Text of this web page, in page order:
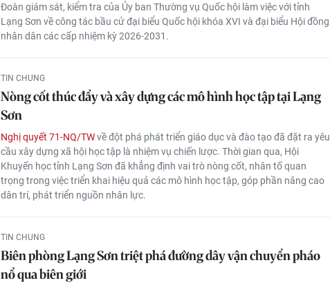
Đoàn giám sát, kiểm tra của Ủy ban Thường vụ Quốc hội làm việc với tỉnh
Lạng Sơn về công tác bầu cử đại biểu Quốc hội khóa XVI và đại biểu Hội đồng
nhân dân các cấp nhiệm kỳ 2026-2031.
TIN CHUNG
Nòng cốt thúc đẩy và xây dựng các mô hình học tập tại Lạng
Sơn
Nghị quyết 71-NQ/TWvề đột phá phát triển giáo dục và đào tạo đã đặt ra yêu
cầu xây dựng xã hội học tập là nhiệm vụ chiến lược. Thời gian qua, Hội
Khuyến học tỉnh Lạng Sơn đã khẳng định vai trò nòng cốt, nhân tố quan
trọng trong việc triển khai hiệu quả các mô hình học tập, góp phần nâng cao
dân trí, phát triển nguồn nhân lực.
TIN CHUNG
Biên phòng Lạng Sơn triệt phá đường dây vận chuyển pháo
nổ qua biên giới